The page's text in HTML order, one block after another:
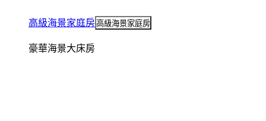
高級海景家庭房 高級海景家庭房
豪華海景大床房